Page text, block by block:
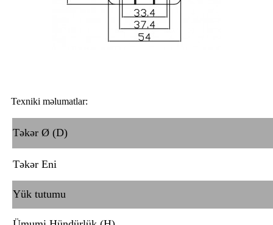
Texniki məlumatlar:
Təkər Ø (D)
Təkər Eni
Yük tutumu